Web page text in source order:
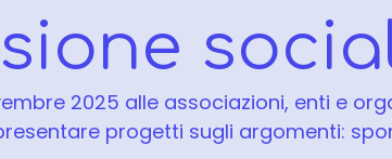
2025 alle associazioni, enti e
progetti sugli argomenti: